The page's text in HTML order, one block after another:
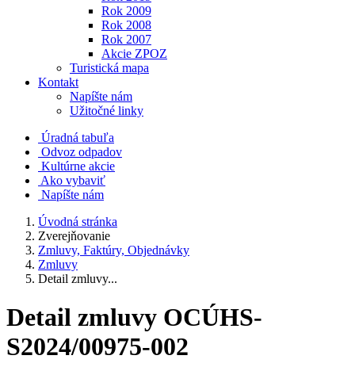
Rok 2009
Rok 2008
Rok 2007
Akcie ZPOZ
Turistická mapa
Kontakt
Napíšte nám
Užitočné linky
Úradná tabuľa
Odvoz odpadov
Kultúrne akcie
Ako vybaviť
Napíšte nám
Úvodná stránka
Zverejňovanie
Zmluvy, Faktúry, Objednávky
Zmluvy
Detail zmluvy...
Detail zmluvy OCÚHS-
S2024/00975-002